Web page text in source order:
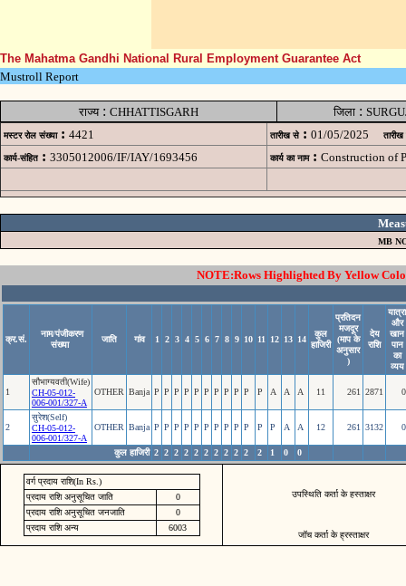
The Mahatma Gandhi National Rural Employment Guarantee Act
Mustroll Report
राज्य: CHHATTISGARH जिला :
मस्टर रोल संख्या : 4421 तारीख से : 01/05/2025 तारीख
कार्य-संहित : 3305012006/IF/IAY/1693456 कार्य का नाम : Construction of
MB
NOTE:Rows Highlighted By Yellow
क्र.सं.
नाम/पंजीकरण
संख्या
जाति गांव 1 2 3 4 5 6 7 8 9 10 11 12 13 14
कुल
हाजिरी
प्रतिदन
मजदूर
(माप के
अनुसार
)
देय
राशि
यात्रा
और
खान
पान
का
व्यय
1
सौभाग्यवती(Wife)
CH-05-012-
006-001/327-A
OTHER Banja P P P P P P P P P P P A A A 11 261 2871 0
2
सुरेश(Self)
CH-05-012-
006-001/327-A
OTHER Banja P P P P P P P P P P P P A A 12 261 3132 0
कुल हाजिरी 2 2 2 2 2 2 2 2 2 2 2 1 0 0
वर्ग प्रदाय राशि(In Rs.)
प्रदाय राशि अनुसूचित जाति
0
प्रदाय राशि अनुसूचित जनजाति
0
प्रदाय राशि अन्य
6003
उपस्थिति कर्ता के हस्ताक्षर
जॉच कर्ता के ह्रस्ताक्षर